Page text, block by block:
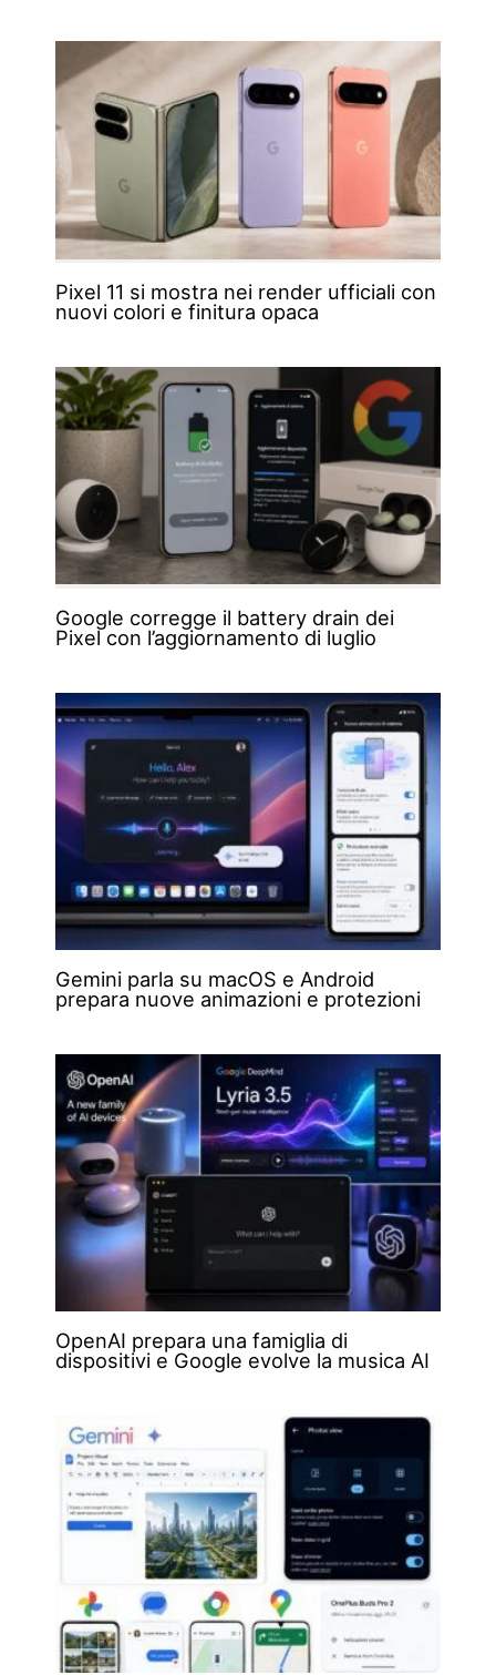
Pixel 11 si mostra nei render ufficiali con
nuovi colori e finitura opaca
Google corregge il battery drain dei
Pixel con l’aggiornamento di luglio
Gemini parla su macOS e Android
prepara nuove animazioni e protezioni
OpenAI prepara una famiglia di
dispositivi e Google evolve la musica AI